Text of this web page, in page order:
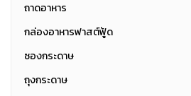
ถาดอาหาร
กล่องอาหารฟาสต์ฟู้ด
ซองกระดาษ
ถุงกระดาษ